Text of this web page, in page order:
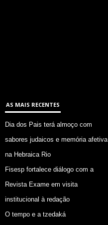
AS MAIS RECENTES
Dia dos Pais terá almoço com
sabores judaicos e memória afetiva
na Hebraica Rio
Fisesp fortalece diálogo com a
Revista Exame em visita
institucional à redação
O tempo e a tzedaká